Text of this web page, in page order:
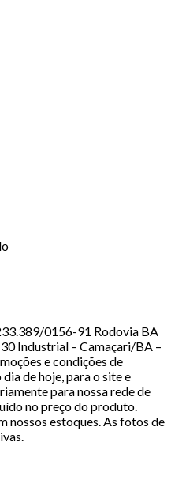
0156-91 Rodovia BA
Industrial – Camaçari/BA –
e condições de
de hoje, para o site e
para nossa rede de
no preço do produto.
nossos estoques. As fotos de